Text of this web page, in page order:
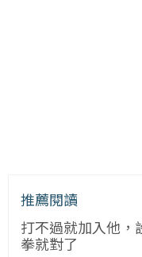
推薦閱讀
打不過就加入他，
拳就對了